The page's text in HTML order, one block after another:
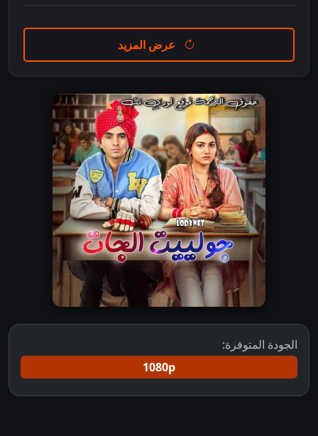
عرض المزيد
الجودة المتوفرة:
1080p